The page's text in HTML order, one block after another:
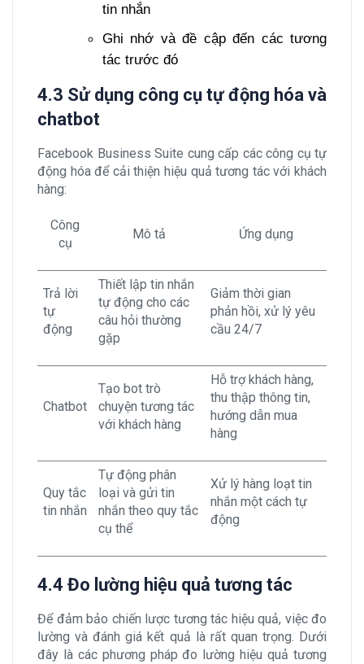
tin nhắn
Ghi nhớ và đề cập đến các tương
tác trước đó
4.3 Sử dụng công cụ tự động hóa và
chatbot
Facebook Business Suite cung cấp các công cụ tự
động hóa để cải thiện hiệu quả tương tác với khách
hàng:
Công
cụ
Mô tả Ứng dụng
Trả lời
tự
động
Thiết lập tin nhắn
tự động cho các
câu hỏi thường
gặp
Giảm thời gian
phản hồi, xử lý yêu
cầu 24/7
Chatbot
Tạo bot trò
chuyện tương tác
với khách hàng
Hỗ trợ khách hàng,
thu thập thông tin,
hướng dẫn mua
hàng
Quy tắc
tin nhắn
Tự động phân
loại và gửi tin
nhắn theo quy tắc
cụ thể
Xử lý hàng loạt tin
nhắn một cách tự
động
4.4 Đo lường hiệu quả tương tác
Để đảm bảo chiến lược tương tác hiệu quả, việc đo
lường và đánh giá kết quả là rất quan trọng. Dưới
đây là các phương pháp đo lường hiệu quả tương